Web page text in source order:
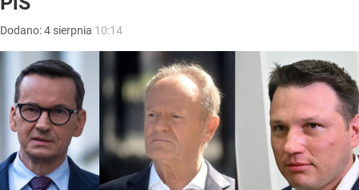
Dodano:4 sierpnia 10:14